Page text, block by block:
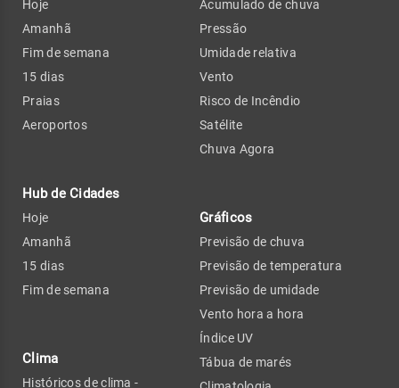
Hoje
Amanhã
Fim de semana
15 dias
Praias
Aeroportos
Hub de Cidades
Hoje
Amanhã
15 dias
Fim de semana
Clima
Históricos de clima -
Acumulado de chuva
Pressão
Umidade relativa
Vento
Risco de Incêndio
Satélite
Chuva Agora
Gráficos
Previsão de chuva
Previsão de temperatura
Previsão de umidade
Vento hora a hora
Índice UV
Tábua de marés